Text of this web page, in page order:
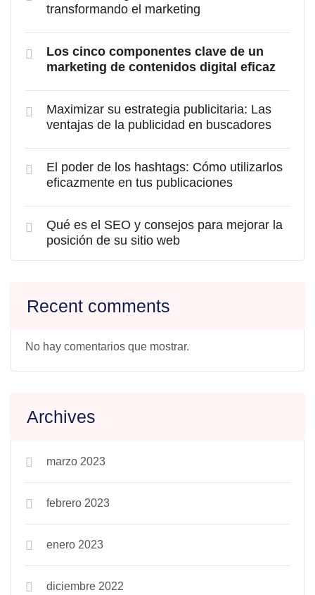
transformando el marketing
Los cinco componentes clave de un
marketing de contenidos digital eficaz
Maximizar su estrategia publicitaria: Las
ventajas de la publicidad en buscadores
El poder de los hashtags: Cómo utilizarlos
eficazmente en tus publicaciones
Qué es el SEO y consejos para mejorar la
posición de su sitio web
Recent comments
No hay comentarios que mostrar.
Archives
marzo 2023
febrero 2023
enero 2023
diciembre 2022